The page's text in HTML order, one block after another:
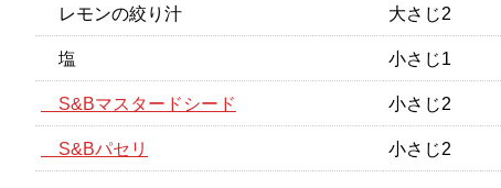
レモンの絞り汁 大さじ2
塩 小さじ1
S&Bマスタードシード 小さじ2
S&Bパセリ 小さじ2